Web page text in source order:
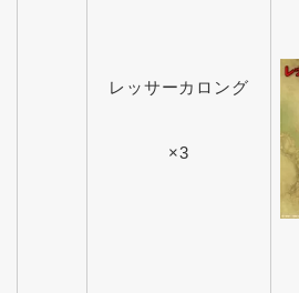
レッサーカロング
×3